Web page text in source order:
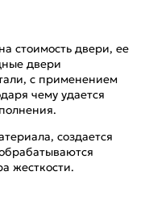
стоимость двери, ее
двери
с применением
чему удается
создается
жесткости.